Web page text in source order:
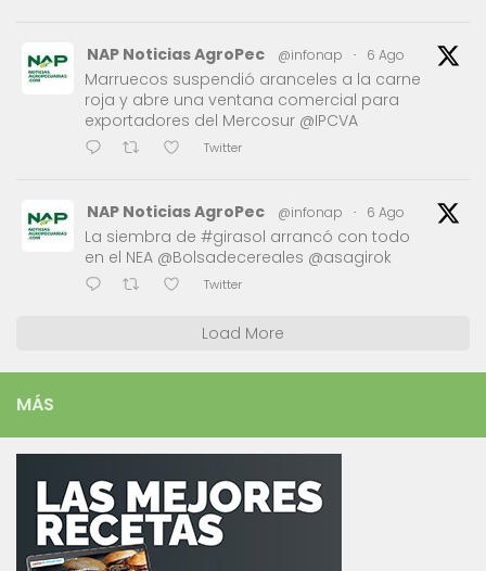
NAP Noticias AgroPec @infonap · 6 Ago
Marruecos suspendió aranceles a la carne
roja y abre una ventana comercial para
exportadores del Mercosur @IPCVA
Twitter
NAP Noticias AgroPec @infonap · 6 Ago
La siembra de #girasol arrancó con todo
en el NEA @Bolsadecereales @asagirok
Twitter
Load More
MÁS